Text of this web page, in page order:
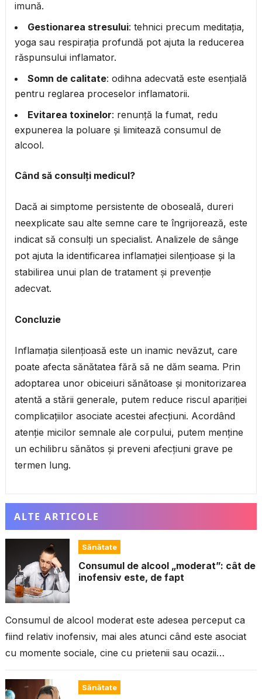
imună.
Gestionarea stresului: tehnici precum meditația,
yoga sau respirația profundă pot ajuta la reducerea
răspunsului inflamator.
Somn de calitate: odihna adecvată este esențială
pentru reglarea proceselor inflamatorii.
Evitarea toxinelor: renunță la fumat, redu
expunerea la poluare și limitează consumul de
alcool.
Când să consulți medicul?
Dacă ai simptome persistente de oboseală, dureri
neexplicate sau alte semne care te îngrijorează, este
indicat să consulți un specialist. Analizele de sânge
pot ajuta la identificarea inflamației silențioase și la
stabilirea unui plan de tratament și prevenție
adecvat.
Concluzie
Inflamația silențioasă este un inamic nevăzut, care
poate afecta sănătatea fără să ne dăm seama. Prin
adoptarea unor obiceiuri sănătoase și monitorizarea
atentă a stării generale, putem reduce riscul apariției
complicațiilor asociate acestei afecțiuni. Acordând
atenție micilor semnale ale corpului, putem menține
un echilibru sănătos și preveni afecțiuni grave pe
termen lung.
ALTE ARTICOLE
Sănătate
Consumul de alcool „moderat”: cât de
inofensiv este, de fapt
Consumul de alcool moderat este adesea perceput ca
fiind relativ inofensiv, mai ales atunci când este asociat
cu momente sociale, cine cu prietenii sau ocazii
Sănătate